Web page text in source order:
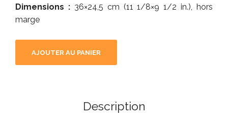
Dimensions : 36×24,5 cm (11 1/8×9 1/2 in.), hors
marge
AJOUTER AU PANIER
Description